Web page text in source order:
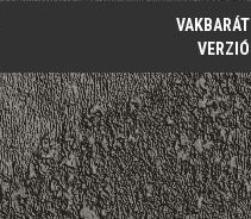
VAKBARÁT
VERZIÓ